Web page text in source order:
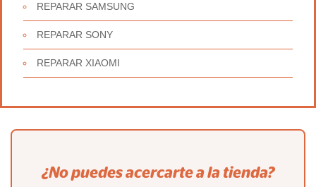
REPARAR SAMSUNG
REPARAR SONY
REPARAR XIAOMI
¿No puedes acercarte a la tienda?